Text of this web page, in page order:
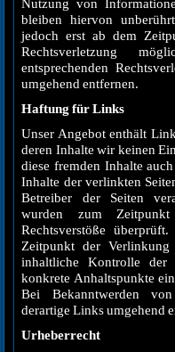
Nutzung von
bleiben hiervon
jedoch erst ab dem
Rechtsverletzung
entsprechenden
umgehend entfernen.
Haftung für Links
Unser Angebot enthält
deren Inhalte wir keinen
diese fremden Inhalte
Inhalte der verlinkten
Betreiber der Seiten
wurden zum
Rechtsverstöße
Zeitpunkt der Verlinkung
inhaltliche Kontrolle der
konkrete Anhaltspunkte
Bei Bekanntwerden
derartige Links umgehend
Urheberrecht